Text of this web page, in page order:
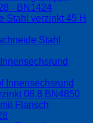
- BN1424
Stahl verzinkt 45 H
Stahl
Innensechsrund
08.8 BN4850
Flansch